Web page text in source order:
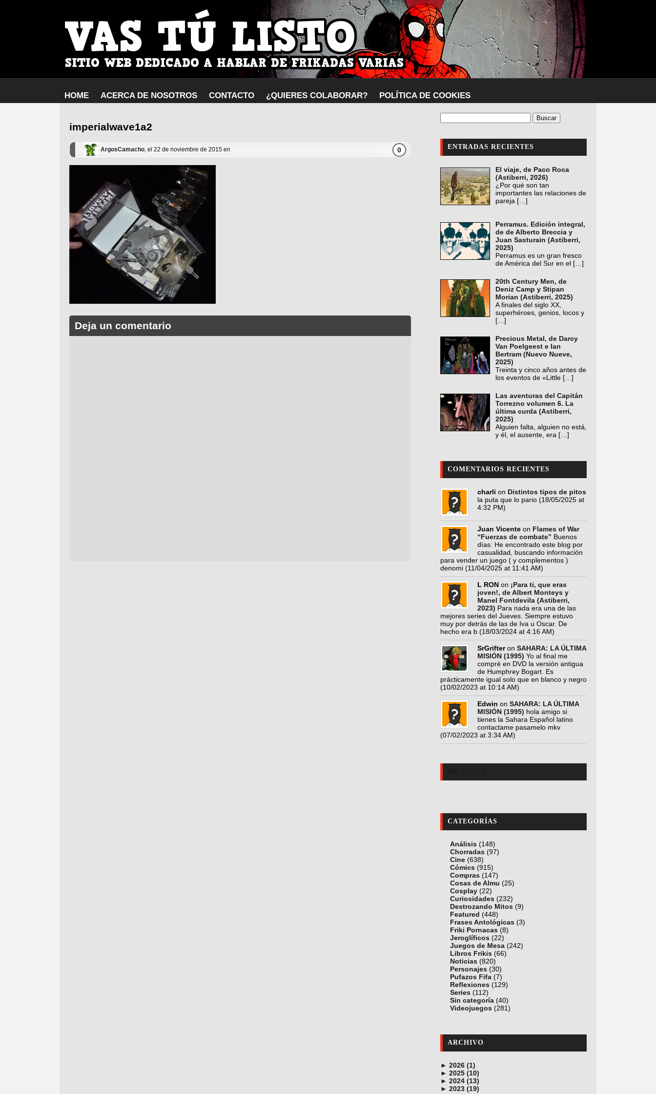
HOME ACERCA DE NOSOTROS CONTACTO ¿QUIERES COLABORAR? POLÍTICA DE COOKIES
imperialwave1a2
ArgosCamacho, el 22 de noviembre de 2015 en 0
Deja un comentario
ENTRADAS RECIENTES
El viaje, de Paco Roca
(Astiberri, 2026)
¿Por qué son tan
importantes las relaciones de
pareja […]
Perramus. Edición integral,
de de Alberto Breccia y
Juan Sasturain (Astiberri,
2025)
Perramus es un gran fresco
de América del Sur en el […]
20th Century Men, de
Deniz Camp y Stipan
Morian (Astiberri, 2025)
A finales del siglo XX,
superhéroes, genios, locos y
[…]
Precious Metal, de Darcy
Van Poelgeest e Ian
Bertram (Nuevo Nueve,
2025)
Treinta y cinco años antes de
los eventos de «Little […]
Las aventuras del Capitán
Torrezno volumen 6. La
última curda (Astiberri,
2025)
Alguien falta, alguien no está,
y él, el ausente, era […]
COMENTARIOS RECIENTES
charli on Distintos tipos de pitos
la puta que lo pario (18/05/2025 at
4:32 PM)
Juan Vicente on Flames of War
“Fuerzas de combate” Buenos
días: He encontrado este blog por
casualidad, buscando información
para vender un juego ( y complementos )
denomi (11/04/2025 at 11:41 AM)
L RON on ¡Para ti, que eras
joven!, de Albert Monteys y
Manel Fontdevila (Astiberri,
2023) Para nada era una de las
mejores series del Jueves. Siempre estuvo
muy por detrás de las de Iva u Oscar. De
hecho era b (18/03/2024 at 4:16 AM)
SrGrifteron SAHARA: LA ÚLTIMA
MISIÓN (1995) Yo al final me
compré en DVD la versión antigua
de Humphrey Bogart. Es
prácticamente igual solo que en blanco y negro
(10/02/2023 at 10:14 AM)
Edwin on SAHARA: LA ÚLTIMA
MISIÓN (1995) hola amigo si
tienes la Sahara Español latino
contactame pasamelo mkv
(07/02/2023 at 3:34 AM)
CATEGORÍAS
Análisis (148)
Chorradas (97)
Cine (638)
Cómics (915)
Compras (147)
Cosas de Almu (25)
Cosplay (22)
Curiosidades (232)
Destrozando Mitos (9)
Featured (448)
Frases Antológicas (3)
Friki Pornacas (8)
Jeroglíficos (22)
Juegos de Mesa (242)
Libros Frikis (66)
Noticias (820)
Personajes (30)
Pufazos Fifa (7)
Reflexiones (129)
Series (112)
Sin categoría (40)
Videojuegos (281)
ARCHIVO
► 2026 (1)
junio (1)
► 2025 (10)
noviembre (1)
octubre (1)
► 2024 (13)
diciembre (4)
► 2023 (19)